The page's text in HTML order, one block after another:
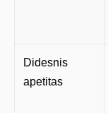
Didesnis
apetitas